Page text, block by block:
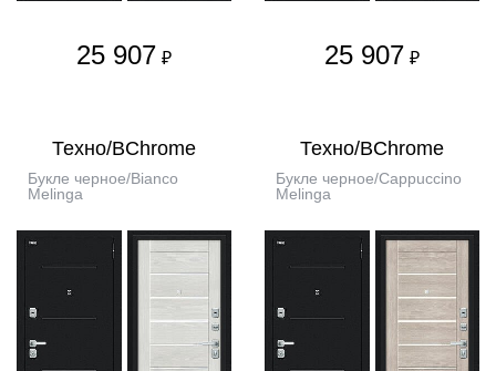
25 907 ₽ 25 907 ₽
Техно/BChrome
Букле черное/Bianco
Melinga
Техно/BChrome
Букле черное/Cappuccino
Melinga